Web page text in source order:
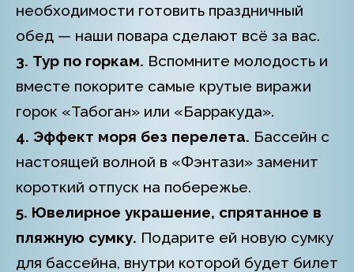
необходимости готовить праздничный
обед — наши повара сделают всё за вас.
3. Тур по горкам. Вспомните молодость и
вместе покорите самые крутые виражи
горок «Табоган» или «Барракуда».
4. Эффект моря без перелета. Бассейн с
настоящей волной в «Фэнтази» заменит
короткий отпуск на побережье.
5. Ювелирное украшение, спрятанное в
пляжную сумку. Подарите ей новую сумку
для бассейна, внутри которой будет билет